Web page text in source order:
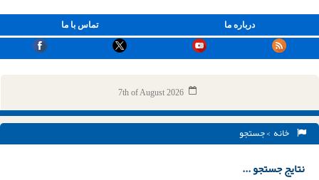
تماس با ما درباره ما
7th of August 2026
خانه > جستجو
نتایج جستجو ...